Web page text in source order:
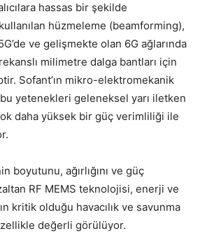
hassas bir şekilde
hüzmeleme (beamforming),
ve gelişmekte olan 6G ağlarında
milimetre dalga bantları için
Sofant’ın mikro-elektromekanik
bu yetenekleri geleneksel yarı iletken
daha yüksek bir güç verimliliği ile
boyutunu, ağırlığını ve güç
RF MEMS teknolojisi, enerji ve
kritik olduğu havacılık ve savunma
değerli görülüyor.